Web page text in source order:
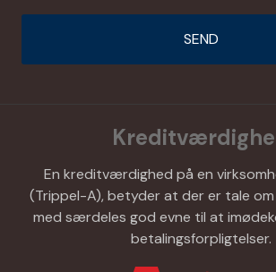
En kreditværdighed på en
(Trippel-A), betyder at der er tale
med særdeles god evne til at
betalingsforpligtelser.